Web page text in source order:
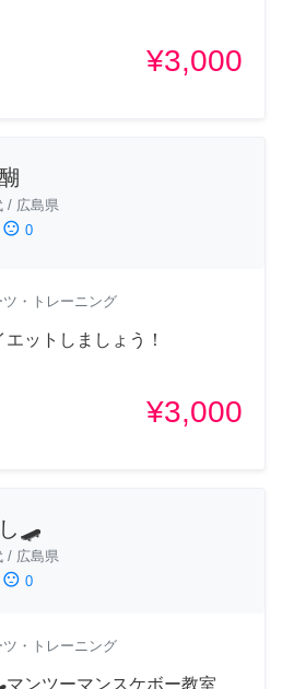
¥3,000
/ 広島県
sentiment_dissatisfied 0
・トレーニング
ットしましょう！
¥3,000
🛹
/ 広島県
sentiment_dissatisfied 0
・トレーニング
ンツーマンスケボー教室